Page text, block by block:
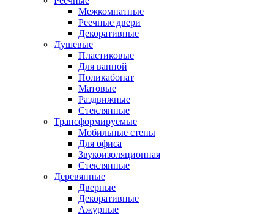
Межкомнатные
Реечные двери
Декоративные
Душевые
Пластиковые
Для ванной
Поликабонат
Матовые
Раздвижные
Стеклянные
Трансформируемые
Мобильные стены
Для офиса
Звукоизоляционная
Стеклянные
Деревянные
Дверные
Декоративные
Ажурные